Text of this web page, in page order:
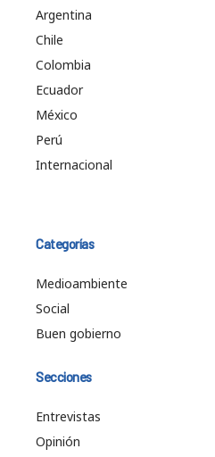
Argentina
Chile
Colombia
Ecuador
México
Perú
Internacional
Categorías
Medioambiente
Social
Buen gobierno
Secciones
Entrevistas
Opinión